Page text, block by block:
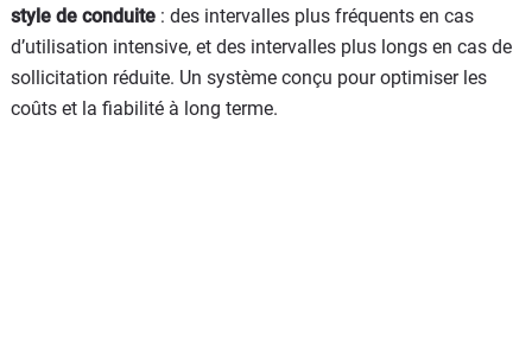
style de conduite : des intervalles plus fréquents en cas
d’utilisation intensive, et des intervalles plus longs en cas de
sollicitation réduite. Un système conçu pour optimiser les
coûts et la fiabilité à long terme.